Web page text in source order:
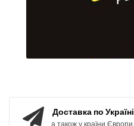
Доставка по Україні
а також у країни Європи.